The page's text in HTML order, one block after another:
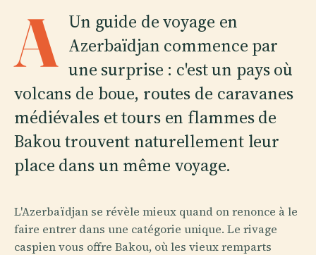
A Un guide de voyage en
Azerbaïdjan commence par
une surprise : c'est un pays où
volcans de boue, routes de caravanes
médiévales et tours en flammes de
Bakou trouvent naturellement leur
place dans un même voyage.
L'Azerbaïdjan se révèle mieux quand on renonce à le
faire entrer dans une catégorie unique. Le rivage
caspien vous offre Bakou, où les vieux remparts